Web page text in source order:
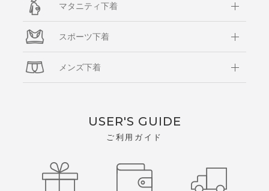
マタニティ下着
スポーツ下着
メンズ下着
USER'S GUIDE
ご利用ガイド